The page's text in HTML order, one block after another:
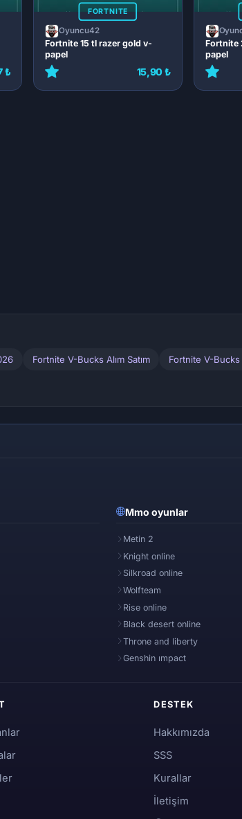
₺
FORTNITE
Oyuncu42
Fortnite 15 tl razer gold v-
papel
15,90 ₺
Fortnite
papel
Fortnite V-Bucks Alım Satım Fortnite V-Bucks
Mmo oyunlar
Metin 2
Knight online
Silkroad online
Wolfteam
Rise online
Black desert online
Throne and liberty
Genshin ımpact
DESTEK
Hakkımızda
SSS
Kurallar
İletişim